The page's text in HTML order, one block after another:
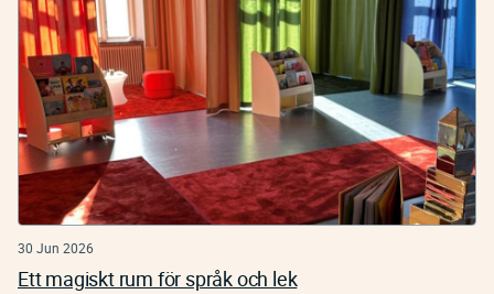
30 Jun 2026
Ett magiskt rum för språk och lek